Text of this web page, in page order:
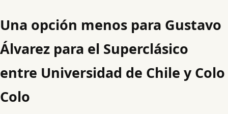
Una opción menos para Gustavo
Álvarez para el Superclásico
entre Universidad de Chile y Colo
Colo